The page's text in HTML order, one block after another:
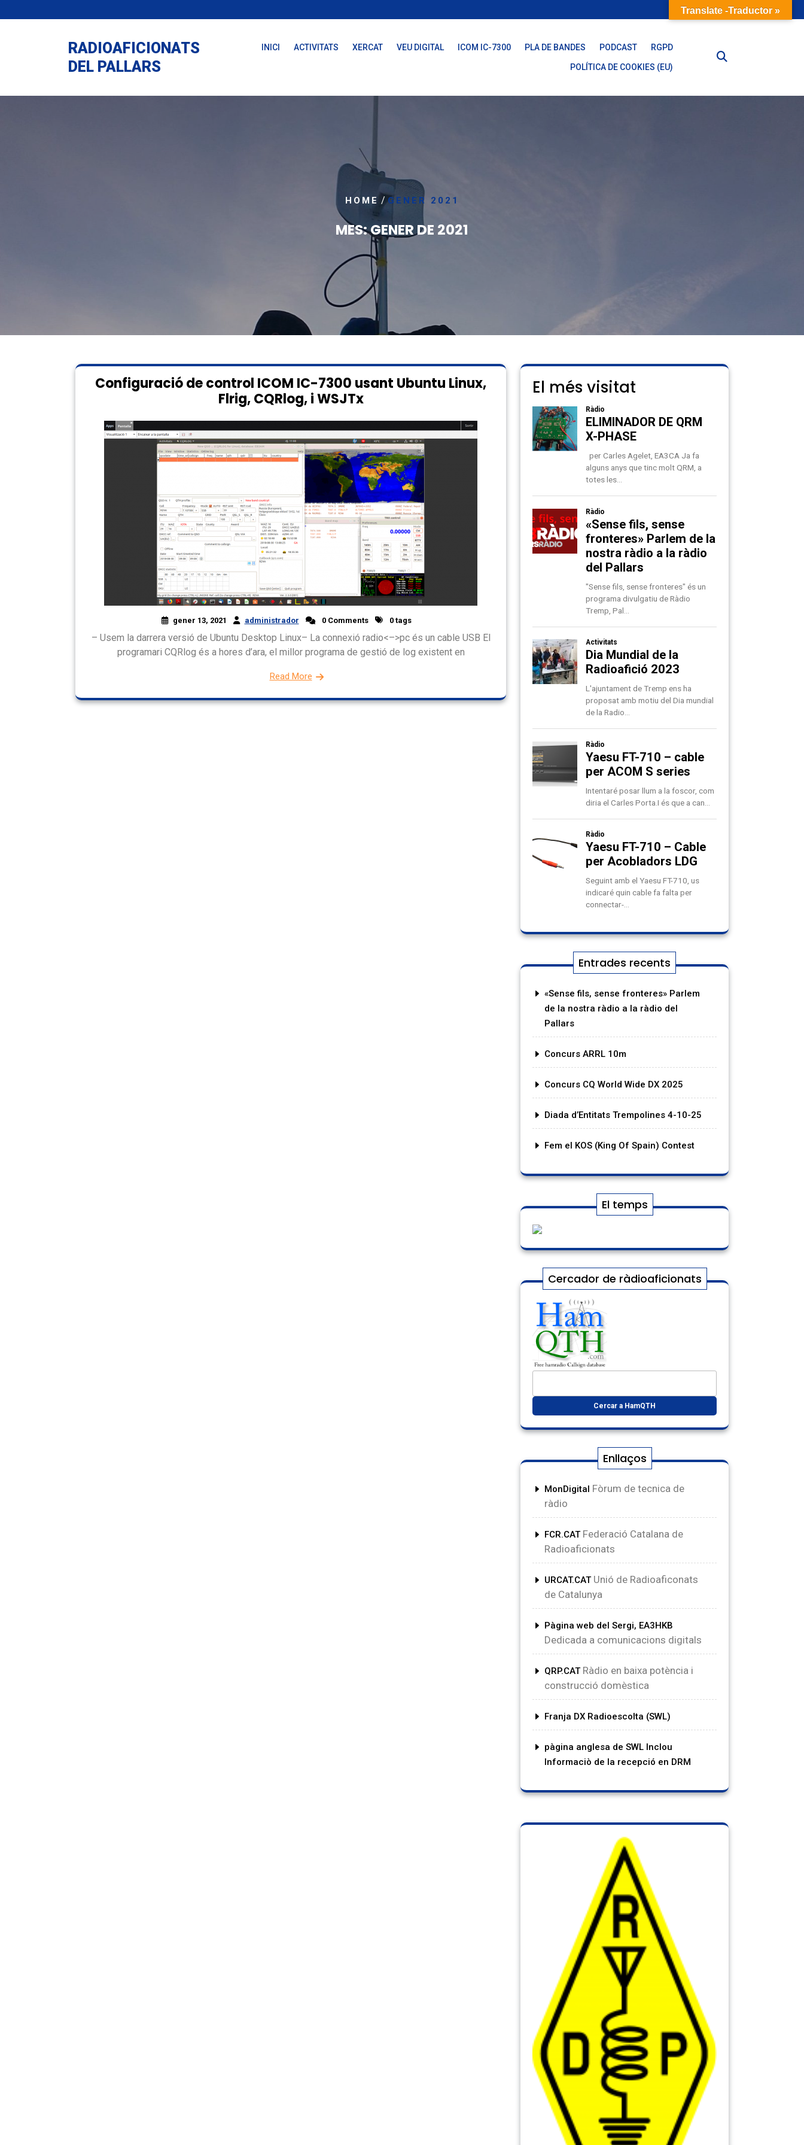
to
RADIOAFICIONATS
DEL PALLARS
INICI ACTIVITATS XERCAT VEU DIGITAL ICOM IC-7300 PLA DE BANDES PODCAST RGPD
POLÍTICA DE COOKIES (EU)
HOME /GENER 2021
MES:GENER DE 2021
Configuració de control ICOM IC-7300 usant Ubuntu Linux,
Flrig, CQRlog, i WSJTx
gener 13, 2021 administrador 0 Comments 0 tags
– Usem la darrera versió de Ubuntu Desktop Linux– La connexió radio<–>pc és un cable USB El
programari CQRlog és a hores d’ara, el millor programa de gestió de log existent en
Read More
El més visitat
Entrades recents
«Sense fils, sense fronteres» Parlem
de la nostra ràdio a la ràdio del
Pallars
Concurs ARRL 10m
Concurs CQ World Wide DX 2025
Diada d’Entitats Trempolines 4-10-25
Fem el KOS (King Of Spain) Contest
El temps
Cercador de ràdioaficionats
Enllaços
MonDigital Fòrum de tecnica de
ràdio
FCR.CAT Federació Catalana de
Radioaficionats
URCAT.CATUnió de Radioaficonats
de Catalunya
Pàgina web del Sergi, EA3HKB
Dedicada a comunicacions digitals
QRP.CATRàdio en baixa potència i
construcció domèstica
Franja DX Radioescolta (SWL)
pàgina anglesa de SWL Inclou
Informaciò de la recepció en DRM
Translate -Traductor »